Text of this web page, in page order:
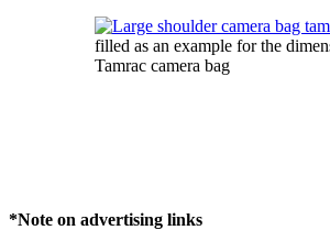
filled as an example for the
Tamrac camera bag
*Note on advertising links